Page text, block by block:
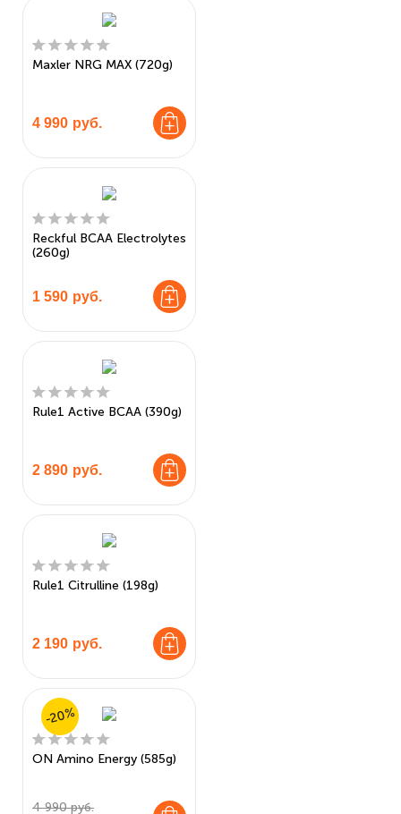
Maxler NRG MAX (720g)
4 990 руб.
Reckful BCAA Electrolytes
(260g)
1 590 руб.
Rule1 Active BCAA (390g)
2 890 руб.
Rule1 Citrulline (198g)
2 190 руб.
ON Amino Energy (585g)
4 990 руб.
-20%